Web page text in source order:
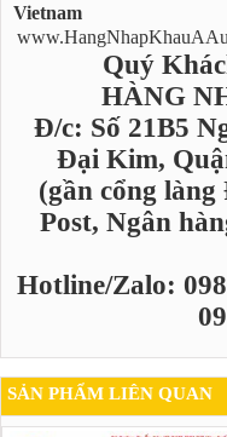
Vietnam
Quý
HÀNG
Đ/c: Số 21B5
Đại Kim,
(gần cổng
Post, Ngân
Hotline/Zalo:
SẢN PHẨM LIÊN QUAN